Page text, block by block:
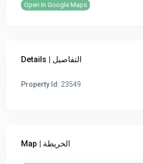
Open In Google Maps
Details | التفاصيل
Property Id: 23549
Map | الخريطة